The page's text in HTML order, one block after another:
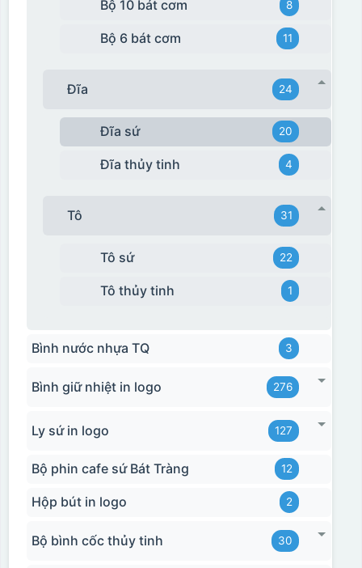
phù hợp với nhu cầu.
bề mặt, phẳng và
cong
Bộ 10 bát cơm 8
Bộ 6 bát cơm 11
Đĩa 24
Đĩa sứ 20
Đĩa thủy tinh 4
Tô 31
Tô sứ 22
Tô thủy tinh 1
Bình nước nhựa TQ 3
Bình giữ nhiệt in logo 276
Ly sứ in logo 127
Bộ phin cafe sứ Bát Tràng 12
Hộp bút in logo 2
Bộ bình cốc thủy tinh 30